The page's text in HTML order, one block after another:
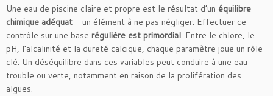
Une eau de piscine claire et propre est le résultat d’un équilibre
chimique adéquat – un élément à ne pas négliger. Effectuer ce
contrôle sur une base régulière est primordial. Entre le chlore, le
pH, l’alcalinité et la dureté calcique, chaque paramètre joue un rôle
clé. Un déséquilibre dans ces variables peut conduire à une eau
trouble ou verte, notamment en raison de la prolifération des
algues.